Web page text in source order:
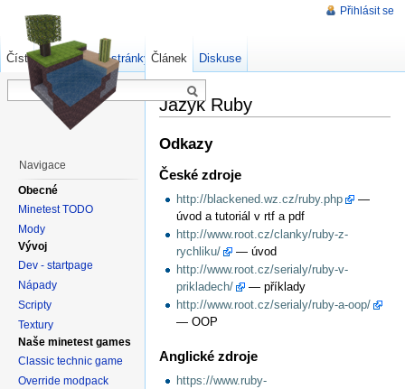
Jazyk Ruby
Odkazy
České zdroje
http://blackened.wz.cz/ruby.php
—
úvod a tutoriál v rtf a pdf
http://www.root.cz/clanky/ruby-z-
rychliku/
— úvod
http://www.root.cz/serialy/ruby-v-
prikladech/
— příklady
http://www.root.cz/serialy/ruby-a-oop/
— OOP
Anglické zdroje
https://www.ruby-
Přihlásit se
Článek Diskuse
Číst Zdrojový kód stránky Starší verze
Navigace
Obecné
Minetest TODO
Mody
Vývoj
Dev - startpage
Nápady
Scripty
Textury
Naše minetest games
Classic technic game
Override modpack